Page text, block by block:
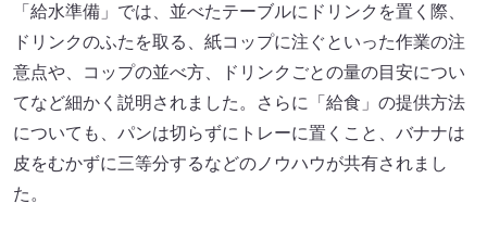
「給水準備」では、並べたテーブルにドリンクを置く際、
ドリンクのふたを取る、紙コップに注ぐといった作業の注
意点や、コップの並べ方、ドリンクごとの量の目安につい
てなど細かく説明されました。さらに「給食」の提供方法
についても、パンは切らずにトレーに置くこと、バナナは
皮をむかずに三等分するなどのノウハウが共有されまし
た。